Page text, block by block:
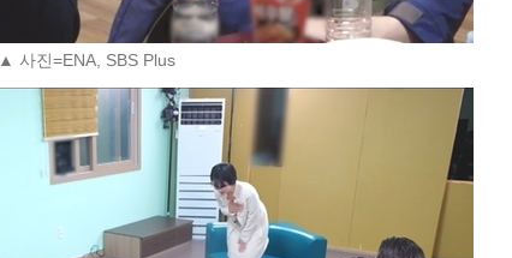
▲ 사진=ENA, SBS Plus